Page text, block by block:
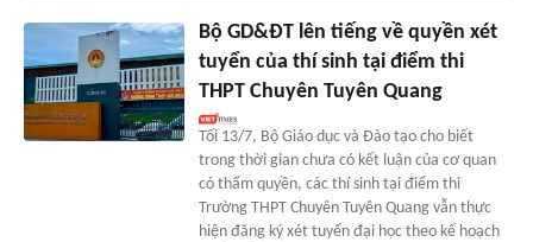
Bộ GD&ĐT lên tiếng về quyền xét
tuyển của thí sinh tại điểm thi
THPT Chuyên Tuyên Quang
Tối 13/7, Bộ Giáo dục và Đào tạo cho biết
trong thời gian chưa có kết luận của cơ quan
có thẩm quyền, các thí sinh tại điểm thi
Trường THPT Chuyên Tuyên Quang vẫn thực
hiện đăng ký xét tuyển đại học theo kế hoạch